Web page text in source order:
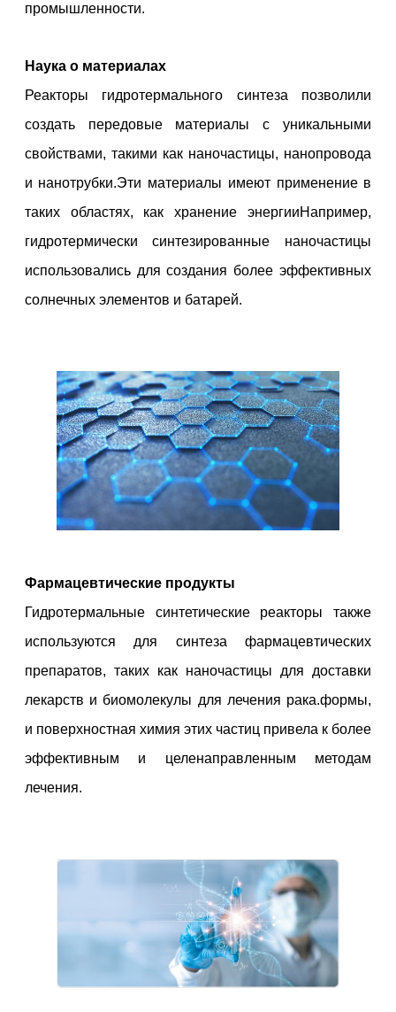
промышленности.
Наука о материалах
Реакторы гидротермального синтеза позволили
создать передовые материалы с уникальными
свойствами, такими как наночастицы, нанопровода
и нанотрубки.Эти материалы имеют применение в
таких областях, как хранение энергииНапример,
гидротермически синтезированные наночастицы
использовались для создания более эффективных
солнечных элементов и батарей.
Фармацевтические продукты
Гидротермальные синтетические реакторы также
используются для синтеза фармацевтических
препаратов, таких как наночастицы для доставки
лекарств и биомолекулы для лечения рака.формы,
и поверхностная химия этих частиц привела к более
эффективным и целенаправленным методам
лечения.